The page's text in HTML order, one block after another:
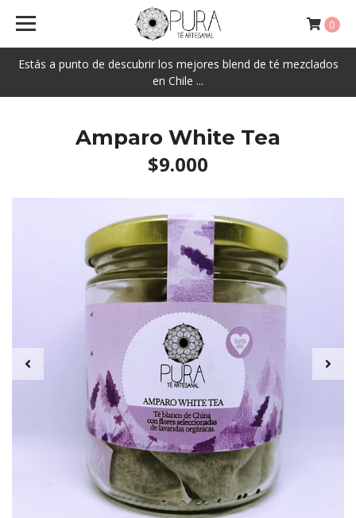
Estás a punto de descubrir los mejores blend de té mezclados
en Chile ...
0
Amparo White Tea
$9.000